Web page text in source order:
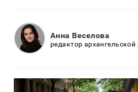
Анна Веселова
редактор архангельской